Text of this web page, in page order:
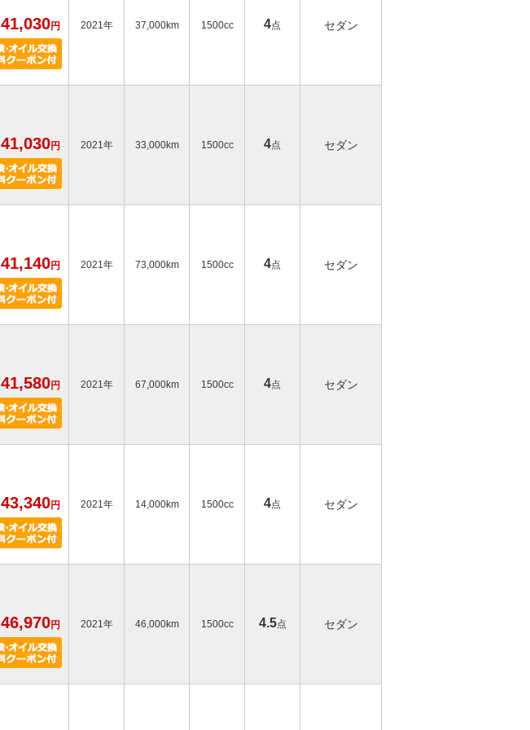
41,030円 2021年 37,000km 1500cc 4点 セダン
41,030円 2021年 33,000km 1500cc 4点 セダン
41,140円 2021年 73,000km 1500cc 4点 セダン
41,580円 2021年 67,000km 1500cc 4点 セダン
43,340円 2021年 14,000km 1500cc 4点 セダン
46,970円 2021年 46,000km 1500cc 4.5点 セダン